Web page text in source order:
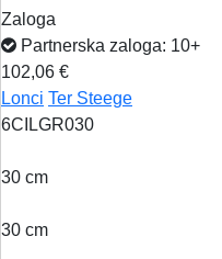
Zaloga
Partnerska zaloga: 10+
102,06 €
Lonci Ter Steege
6CILGR030
30 cm
30 cm